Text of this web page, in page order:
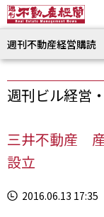
週刊不動産経営購読
週刊ビル経営
三井不動産
設立
2016.06.13 17:35